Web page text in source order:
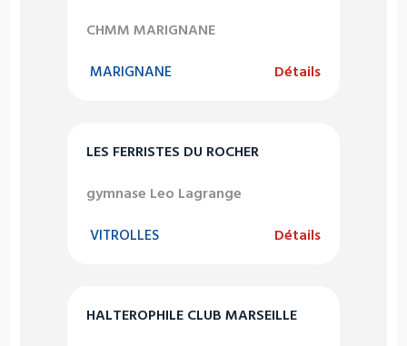
CHMM MARIGNANE
MARIGNANE Détails
LES FERRISTES DU ROCHER
gymnase Leo Lagrange
VITROLLES Détails
HALTEROPHILE CLUB MARSEILLE